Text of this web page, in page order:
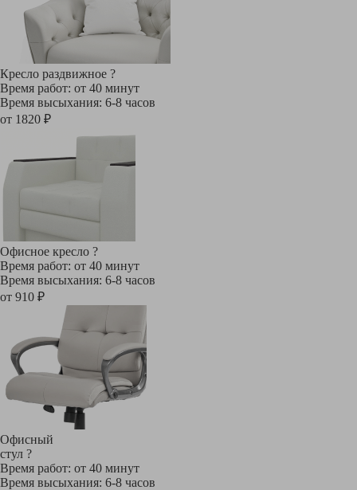
Кресло раздвижное ?
Время работ: от 40 минут
Время высыхания: 6-8 часов
от 1820 ₽
Офисное кресло ?
Время работ: от 40 минут
Время высыхания: 6-8 часов
от 910 ₽
Офисный
стул ?
Время работ: от 40 минут
Время высыхания: 6-8 часов